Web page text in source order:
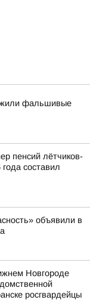
фальшивые
пенсий лётчиков-
составил
объявили в
Новгороде
росгвардейцы